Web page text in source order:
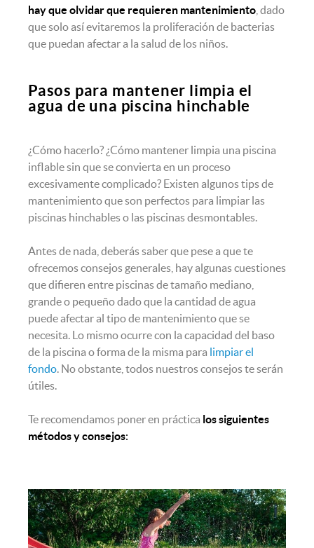
hay que olvidar que requieren mantenimiento , dado
que solo así evitaremos la proliferación de bacterias
que puedan afectar a la salud de los niños.
Pasos para mantener limpia el
agua de una piscina hinchable
¿Cómo hacerlo? ¿Cómo mantener limpia una piscina
inflable sin que se convierta en un proceso
excesivamente complicado? Existen algunos tips de
mantenimiento que son perfectos para limpiar las
piscinas hinchables o las piscinas desmontables.
Antes de nada, deberás saber que pese a que te
ofrecemos consejos generales, hay algunas cuestiones
que difieren entre piscinas de tamaño mediano,
grande o pequeño dado que la cantidad de agua
puede afectar al tipo de mantenimiento que se
necesita. Lo mismo ocurre con la capacidad del baso
de la piscina o forma de la misma para limpiar el
fondo. No obstante, todos nuestros consejos te serán
útiles.
Te recomendamos poner en práctica los siguientes
métodos y consejos: